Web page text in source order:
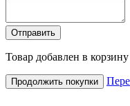
Товар добавлен в корзину
Продолжить покупки